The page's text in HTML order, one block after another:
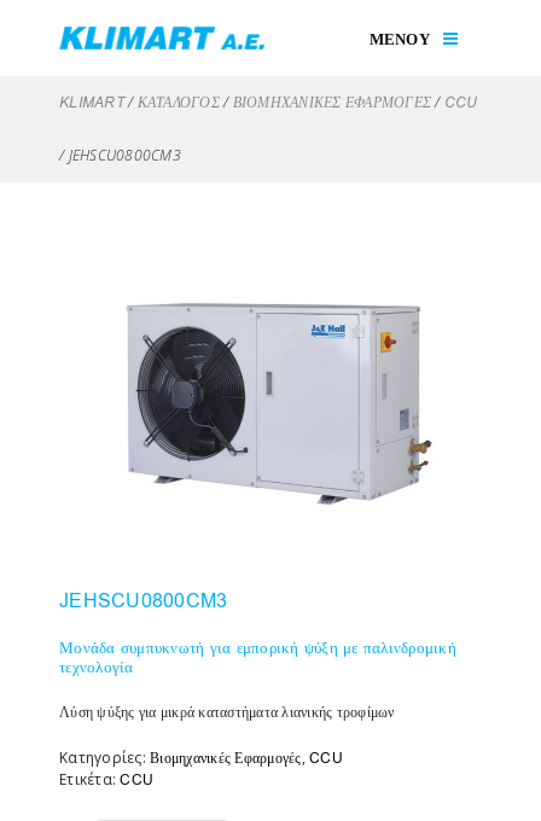
ΜΕΝΟΥ
KLIMART/ΚΑΤΑΛΟΓΟΣ/ΒΙΟΜΗΧΑΝΙΚΈΣ ΕΦΑΡΜΟΓΈΣ/ CCU
/JEHSCU0800CM3
JEHSCU0800CM3
Μονάδα συμπυκνωτή για εμπορική ψύξη με παλινδρομική
τεχνολογία
Λύση ψύξης για μικρά καταστήματα λιανικής τροφίμων
Κατηγορίες: Βιομηχανικές Εφαρμογές, CCU
Ετικέτα:CCU